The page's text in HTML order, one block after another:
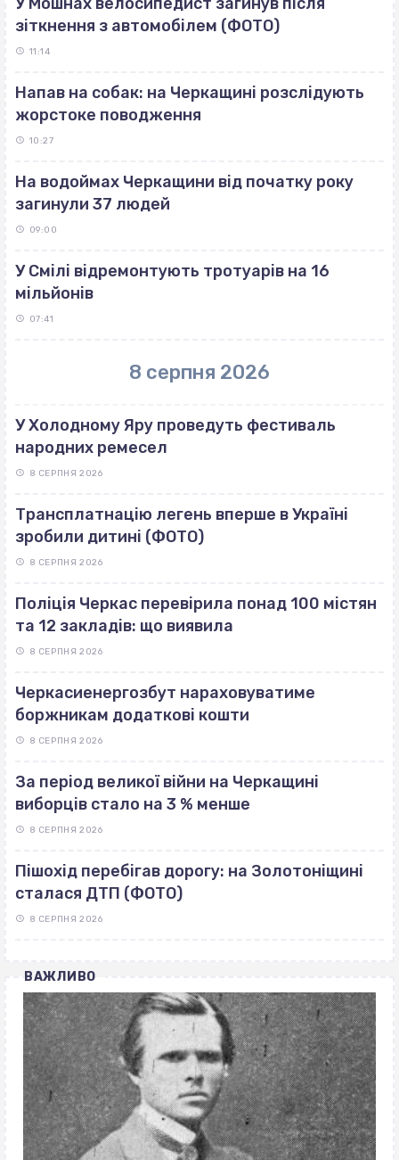
зіткнення з автомобілем (ФОТО)
11:14
Напав на собак: на Черкащині розслідують
жорстоке поводження
10:27
На водоймах Черкащини від початку року
загинули 37 людей
09:00
У Смілі відремонтують тротуарів на 16
мільйонів
07:41
8 серпня 2026
У Холодному Яру проведуть фестиваль
народних ремесел
8 СЕРПНЯ 2026
Трансплатнацію легень вперше в Україні
зробили дитині (ФОТО)
8 СЕРПНЯ 2026
Поліція Черкас перевірила понад 100 містян
та 12 закладів: що виявила
8 СЕРПНЯ 2026
Черкасиенергозбут нараховуватиме
боржникам додаткові кошти
8 СЕРПНЯ 2026
За період великої війни на Черкащині
виборців стало на 3 % менше
8 СЕРПНЯ 2026
Пішохід перебігав дорогу: на Золотоніщині
сталася ДТП (ФОТО)
8 СЕРПНЯ 2026
ВАЖЛИВО